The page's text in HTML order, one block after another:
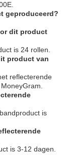
geproduceerd?
dit product
is 24 rollen.
product van
reflecterende
is
is 3-12 dagen.